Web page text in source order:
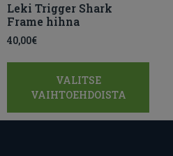
Leki Trigger Shark
Frame hihna
40,00€
VALITSE
VAIHTOEHDOISTA